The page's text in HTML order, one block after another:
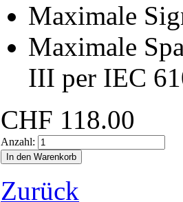
Maximale
Maximale
III per IEC
CHF 118.00
Anzahl:
Zurück